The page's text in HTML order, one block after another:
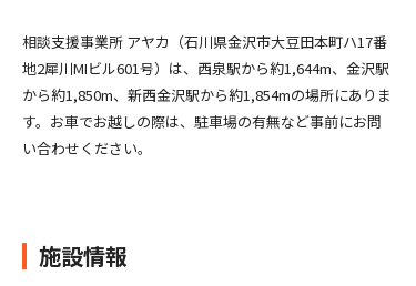
相談支援事業所 アヤカ（石川県金沢市大豆田本町ハ17番
地2犀川MIビル601号）は、西泉駅から約1,644m、金沢駅
から約1,850m、新西金沢駅から約1,854mの場所にありま
す。お車でお越しの際は、駐車場の有無など事前にお問
い合わせください。
施設情報